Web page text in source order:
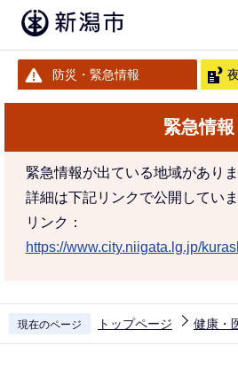
防災・緊急情報
緊急情報
緊急情報が出ている地域がありま
詳細は下記リンクで公開していま
リンク：
https://www.city.niigata.lg.jp/
現在のページ トップページ 健康・